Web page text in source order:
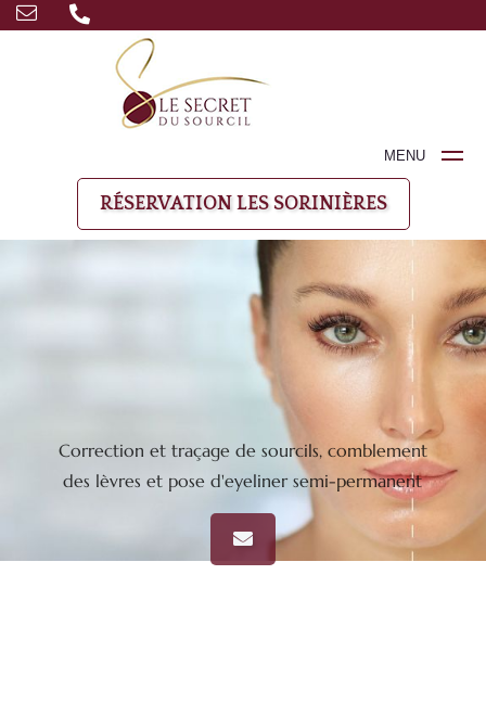
MENU
RÉSERVATION LES SORINIÈRES
Correction et traçage de sourcils, comblement
des lèvres et pose d'eyeliner semi-permanent